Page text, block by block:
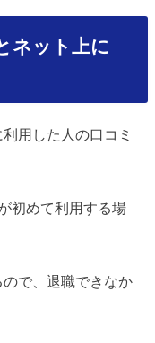
ネット上に
用した人の口コミ
初めて利用する場
で、退職できなか